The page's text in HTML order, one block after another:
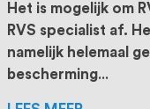
Het is mogelijk om
RVS specialist af.
namelijk helemaal
bescherming...